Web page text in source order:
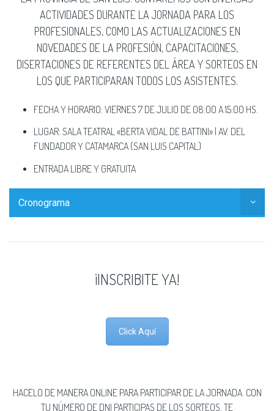
ACTIVIDADES DURANTE LA JORNADA PARA LOS
PROFESIONALES, COMO LAS ACTUALIZACIONES EN
NOVEDADES DE LA PROFESIÓN, CAPACITACIONES,
DISERTACIONES DE REFERENTES DEL ÁREA Y SORTEOS EN
LOS QUE PARTICIPARAN TODOS LOS ASISTENTES.
FECHA Y HORARIO: VIERNES 7 DE JULIO DE 08:00 A 15:00 HS.
LUGAR: SALA TEATRAL «BERTA VIDAL DE BATTINI» | AV. DEL
FUNDADOR Y CATAMARCA (SAN LUIS CAPITAL)
ENTRADA LIBRE Y GRATUITA
Cronograma
¡INSCRIBITE YA!
Click Aquí
HACELO DE MANERA ONLINE PARA PARTICIPAR DE LA JORNADA. CON
TU NÚMERO DE DNI PARTICIPAS DE LOS SORTEOS. TE